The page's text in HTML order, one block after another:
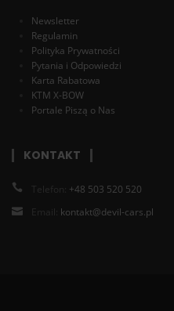
Newsletter
Regulamin
Polityka Prywatności
Pytania i Odpowiedzi
Karta Rabatowa
KTM X-BOW
Portale Piszą o Nas
KONTAKT
Telefon: +48 503 520 520
Email: kontakt@devil-cars.pl